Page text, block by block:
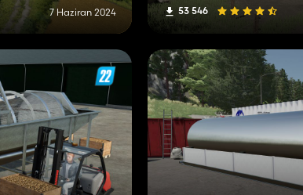
7 Haziran 2024 53 546